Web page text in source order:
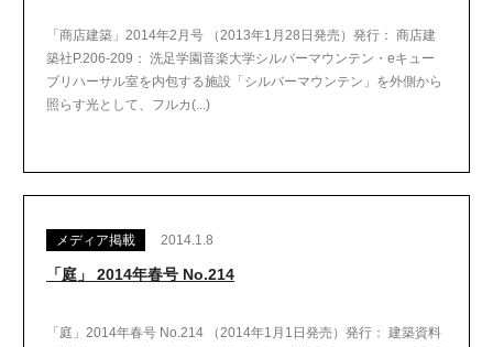
「商店建築」2014年2月号 （2013年1月28日発売）発行： 商店建
築社P.206-209： 洗足学園音楽大学シルバーマウンテン・eキュー
ブリハーサル室を内包する施設「シルバーマウンテン」を外側から
照らす光として、フルカ(...)
メディア掲載 2014.1.8
「庭」 2014年春号 No.214
「庭」2014年春号 No.214 （2014年1月1日発売）発行： 建築資料